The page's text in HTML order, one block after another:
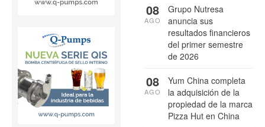
Grupo Nutresa
anuncia sus
resultados financieros
del primer semestre
de 2026
08
AGO
Yum China completa
la adquisición de la
propiedad de la marca
Pizza Hut en China
08
AGO